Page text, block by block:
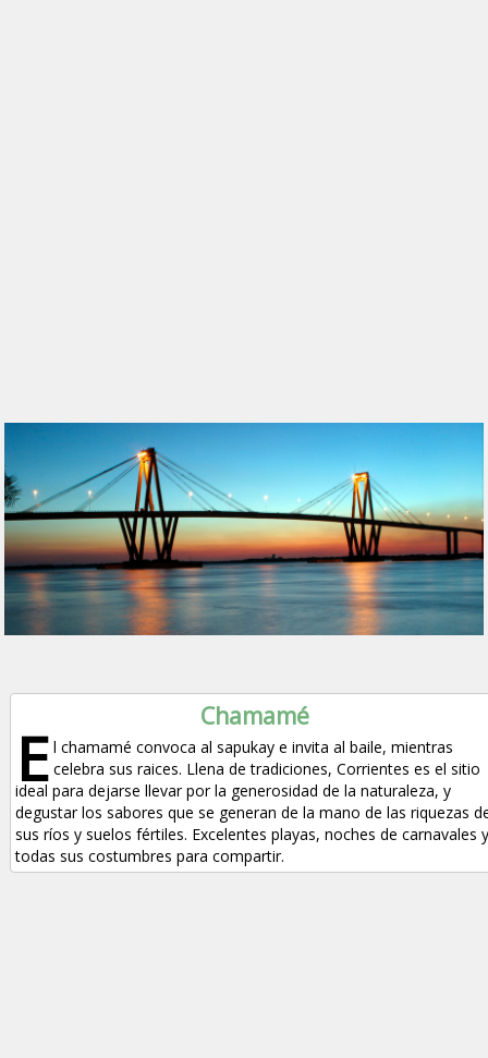
Chamamé
E l chamamé convoca al sapukay e invita al baile, mientras
celebra sus raices. Llena de tradiciones, Corrientes es el sitio
ideal para dejarse llevar por la generosidad de la naturaleza, y
degustar los sabores que se generan de la mano de las riquezas
sus ríos y suelos fértiles. Excelentes playas, noches de carnavales
todas sus costumbres para compartir.